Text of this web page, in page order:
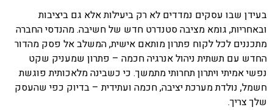
בעידן שבו עסקים נמדדים לא רק ביעילות אלא גם ביציבות
ובאחריות, גומא מציבה סטנדרט חדש של חשיבה. מהנדסי החברה
מתכננים לכל לקוח פתרון מותאם אישית, המשלב אל פסק מהדור
החדש עם תשתית ניהול אנרגיה חכמה – פתרון שמעניק שקט
נפשי אמיתי ויתרון תחרותי מתמשך. כי כשבינה מלאכותית פוגשת
חשמל, נולדת מערכת יציבה, חכמה ועתידית – בדיוק כפי שהעסק
שלך צריך.